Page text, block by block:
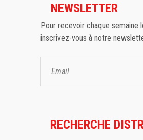
NEWSLETTER
Pour recevoir chaque semaine
inscrivez-vous à notre
RECHERCHE